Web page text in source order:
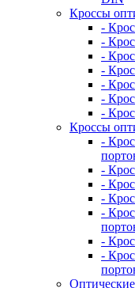
Кроссы
-
-
-
-
-
-
-
Кроссы
-
-
-
-
-
-
-